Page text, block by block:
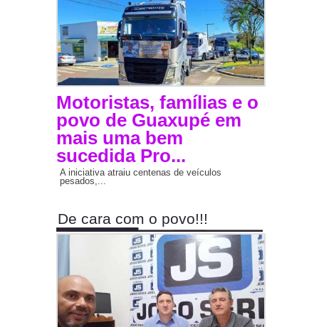
Motoristas, famílias e o
povo de Guaxupé em
mais uma bem
sucedida Pro...
A iniciativa atraiu centenas de veículos
pesados,...
De cara com o povo!!!